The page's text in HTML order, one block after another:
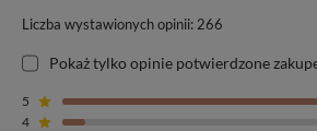
Liczba wystawionych opinii: 266
Pokaż tylko opinie potwierdzone
5
4